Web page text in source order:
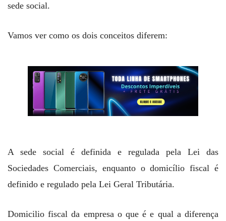
sede social.
Vamos ver como os dois conceitos diferem:
A sede social é definida e regulada pela Lei das
Sociedades Comerciais, enquanto o domicílio fiscal é
definido e regulado pela Lei Geral Tributária.
Domicilio fiscal da empresa o que é e qual a diferença